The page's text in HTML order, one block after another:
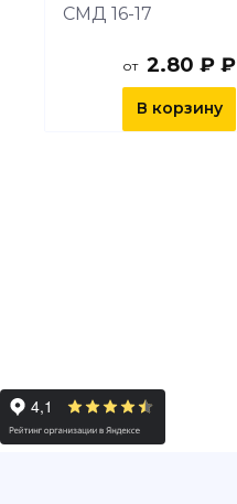
СМД 16-17
от 2.80 ₽ ₽
В корзину